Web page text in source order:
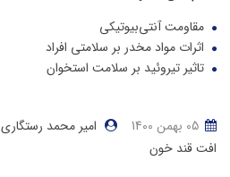
مقاومت آنتی‌بیوتیکی
اثرات مواد مخدر بر سلامتی افراد
تاثیر تیروئید بر سلامت استخوان
امیر محمد رستگاری
افت قند خون